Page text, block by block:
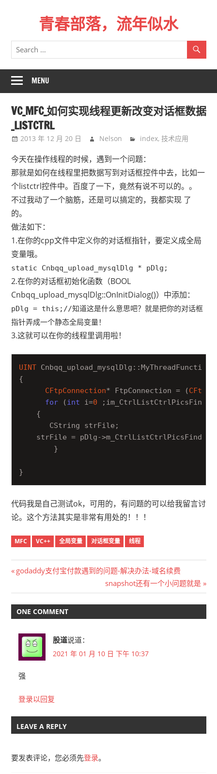
青春部落，流年似水
青
春
一
场
行，
总
记
不
起
来
时
的
路。
MENU
VC_MFC_如何实现线程更新改变对话框数据
_LISTCTRL
2013 年 12 月 20 日 Nelson index,技术应用
今天在操作线程的时候，遇到一个问题：
那就是如何在线程里把数据写到对话框控件中去，比如一
个listctrl控件中。百度了一下，竟然有说不可以的。。
不过我动了一个脑筋，还是可以搞定的，我都实现 了
的。
做法如下：
1.在你的cpp文件中定义你的对话框指针，要定义成全局
变量哦。
static Cnbqq_upload_mysqlDlg * pDlg;
2.在你的对话框初始化函数（BOOL
Cnbqq_upload_mysqlDlg::OnInitDialog()）中添加：
pDlg = this;//知道这是什么意思吧？就是把你的对话框
指针弄成一个静态全局变量！
3.这就可以在你的线程里调用啦！
UINT
{
CFtpConnection* FtpConnection = (
for (int i=0 ;i
    {
       CString strFile;
strFile = pDlg-
        }
}
代码我是自己测试ok，可用的，有问题的可以给我留言讨
论。这个方法其实是非常有用处的！！！
MFC VC++ 全局变量 对话框变量 线程
文
章
导
航
Previous
godaddy支付宝付款遇到的问题-解决办法-域名续费
Next
Post:
snapshot还有一个小问题就是
ONE COMMENT
股道说道：
2021 年 01 月 10 日 下午 10:37
强
登录以回复
LEAVE A REPLY
要发表评论，您必须先登录。